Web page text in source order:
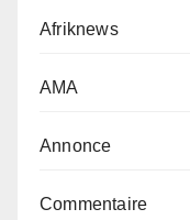
Afriknews
AMA
Annonce
Commentaire